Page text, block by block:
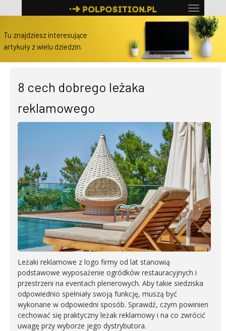
Tu znajdziesz interesujące
artykuły z wielu dziedzin.
8 cech dobrego leżaka
reklamowego
Leżaki reklamowe z logo firmy od lat stanowią
podstawowe wyposażenie ogródków restauracyjnych i
przestrzeni na eventach plenerowych. Aby takie siedziska
odpowiednio spełniały swoją funkcję, muszą być
wykonane w odpowiedni sposób. Sprawdź, czym powinien
cechować się praktyczny leżak reklamowy i na co zwrócić
uwagę przy wyborze jego dystrybutora.